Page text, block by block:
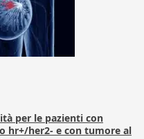
per le pazienti con
hr+/her2- e con tumore al